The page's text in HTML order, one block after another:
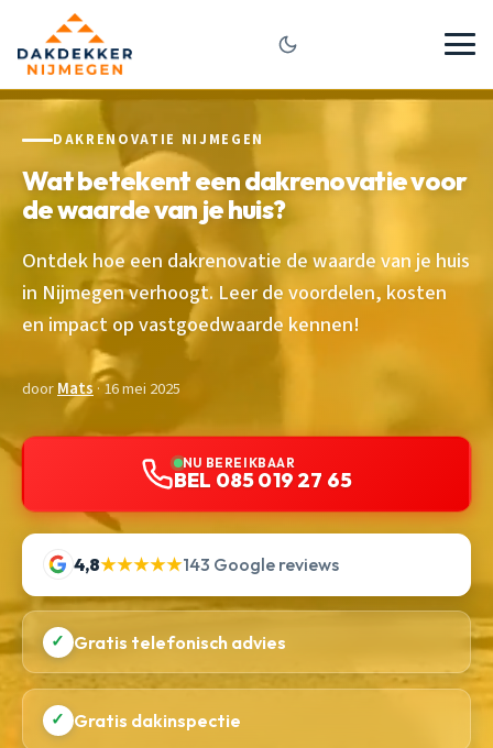
DAKRENOVATIE NIJMEGEN
Wat betekent een dakrenovatie voor
de waarde van je huis?
Ontdek hoe een dakrenovatie de waarde van je huis
in Nijmegen verhoogt. Leer de voordelen, kosten
en impact op vastgoedwaarde kennen!
doorMats · 16 mei 2025
NU BEREIKBAAR
BEL 085 019 27 65
4,8★★★★★143 Google reviews
✓ Gratis telefonisch advies
✓ Gratis dakinspectie